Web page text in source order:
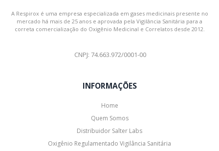
A Respirox é uma empresa especializada em gases medicinais presente no
mercado há mais de 25 anos e aprovada pela Vigilância Sanitária para a
correta comercialização do Oxigênio Medicinal e Correlatos desde 2012.
CNPJ: 74.663.972/0001-00
INFORMAÇÕES
Home
Quem Somos
Distribuidor Salter Labs
Oxigênio Regulamentado Vigilância Sanitária